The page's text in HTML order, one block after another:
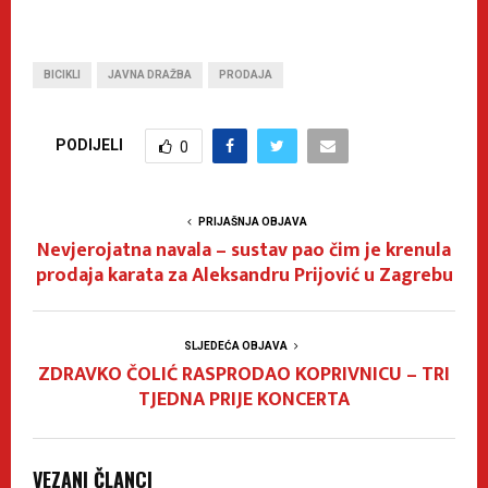
BICIKLI JAVNA DRAŽBA PRODAJA
PODIJELI 0
PRIJAŠNJA OBJAVA
Nevjerojatna navala – sustav pao čim je krenula
prodaja karata za Aleksandru Prijović u Zagrebu
SLJEDEĆA OBJAVA
ZDRAVKO ČOLIĆ RASPRODAO KOPRIVNICU – TRI
TJEDNA PRIJE KONCERTA
VEZANI ČLANCI